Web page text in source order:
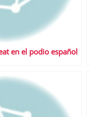
en el podio español